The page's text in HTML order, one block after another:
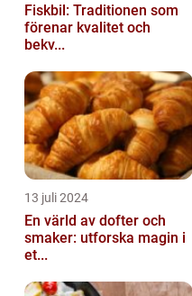
Fiskbil: Traditionen som
förenar kvalitet och
bekv...
13 juli 2024
En värld av dofter och
smaker: utforska magin i
et...